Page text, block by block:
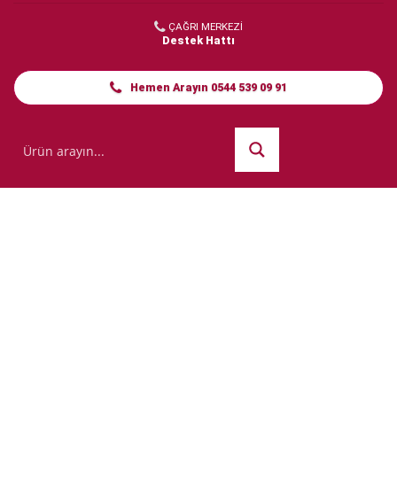
ÇAĞRI MERKEZİ
Destek Hattı
Hemen Arayın 0544 539 09 91